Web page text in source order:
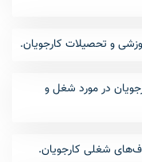
و تحصیلات کارجویان.
در مورد شغل و
شغلی کارجویان.